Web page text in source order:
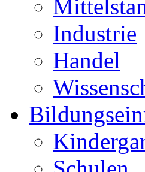
Industrie
Handel